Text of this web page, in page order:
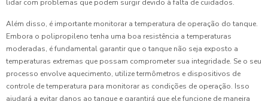
lidar com problemas que podem surgir devido à falta de cuidados.
Além disso, é importante monitorar a temperatura de operação do tanque.
Embora o polipropileno tenha uma boa resistência a temperaturas
moderadas, é fundamental garantir que o tanque não seja exposto a
temperaturas extremas que possam comprometer sua integridade. Se o seu
processo envolve aquecimento, utilize termômetros e dispositivos de
controle de temperatura para monitorar as condições de operação. Isso
ajudará a evitar danos ao tanque e garantirá que ele funcione de maneira